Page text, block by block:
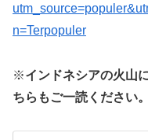
n=Terpopuler
※インドネシアの火山
ちらもご一読ください。